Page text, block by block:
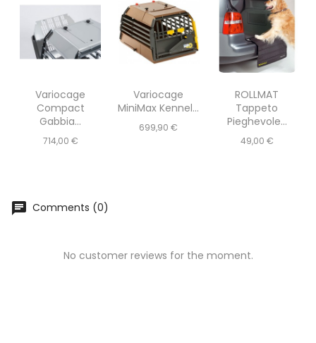
Variocage
Compact
Gabbia...
Prezzo
714,00 €
Variocage
MiniMax Kennel...
Prezzo
699,90 €
ROLLMAT
Tappeto
Pieghevole...
Prezzo
49,00 €
chat Comments (0)
No customer reviews for the moment.